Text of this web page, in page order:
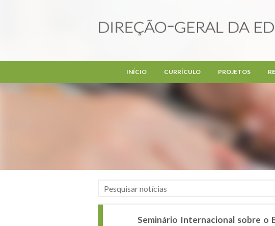
INÍCIO CURRÍCULO PROJETOS
Seminário Internacional sobre o